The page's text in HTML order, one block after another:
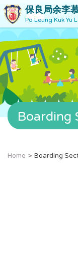
保良局余李
Po Leung Kuk Yu
Boarding
Home Boarding